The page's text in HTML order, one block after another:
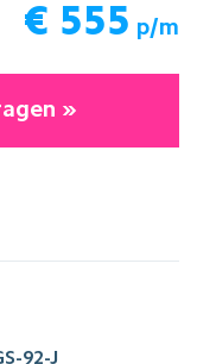
€ 555 p/m
»
92-J